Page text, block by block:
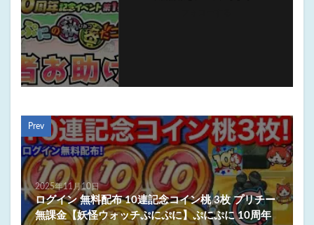
Prev
2025年11月10日
ログイン 無料配布 10連記念コイン桃 3枚 プリチー
無課金【妖怪ウォッチぷにぷに】ぷにぷに 10周年